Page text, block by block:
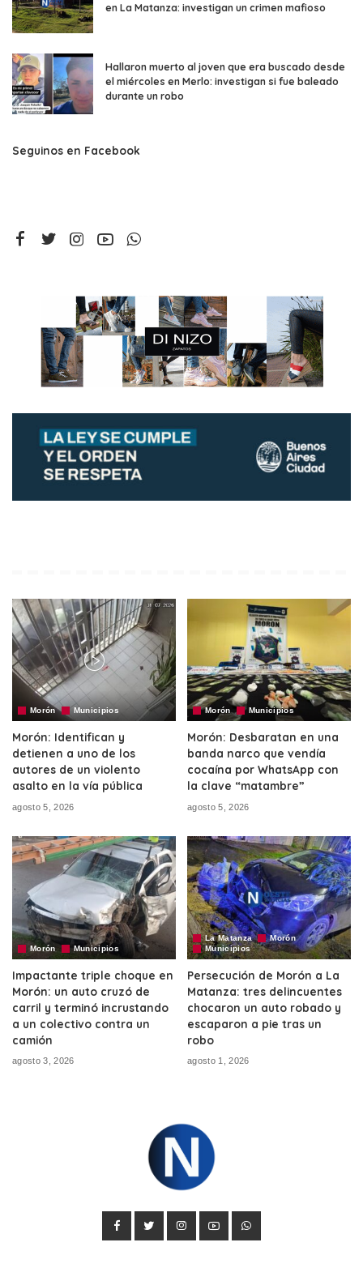
en La Matanza: investigan un crimen mafioso
Hallaron muerto al joven que era buscado desde
el miércoles en Merlo: investigan si fue baleado
durante un robo
Seguinos en Facebook
Morón Municipios
Morón: Identifican y
detienen a uno de los
autores de un violento
asalto en la vía pública
agosto 5, 2026
Morón Municipios
Morón: Desbaratan en una
banda narco que vendía
cocaína por WhatsApp con
la clave “matambre”
agosto 5, 2026
Morón Municipios
Impactante triple choque en
Morón: un auto cruzó de
carril y terminó incrustando
a un colectivo contra un
camión
agosto 3, 2026
La Matanza
Morón
Municipios
Persecución de Morón a La
Matanza: tres delincuentes
chocaron un auto robado y
escaparon a pie tras un
robo
agosto 1, 2026